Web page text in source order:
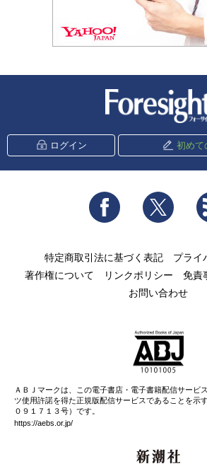
ログイン 初めて
Facebook Twitter
特定商取引法に基づく表記
プライ
著作権について
リンクポリシー 免責
お問い合わせ
ＡＢＪマークは、この電子書店・電子書籍配信サービ
ツ使用許諾を得た正規版配信サービスであることを示
０９１７１３号）です。
https://aebs.or.jp/